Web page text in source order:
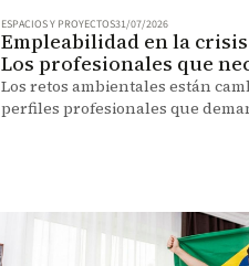
ESPACIOS Y PROYECTOS31/07/2026
Empleabilidad en la
Los profesionales que
futuro de la región
Los retos ambientales están
perfiles profesionales que